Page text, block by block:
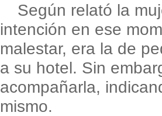
Según relató la
intención en ese
malestar, era la de
a su hotel. Sin
acompañarla,
mismo.